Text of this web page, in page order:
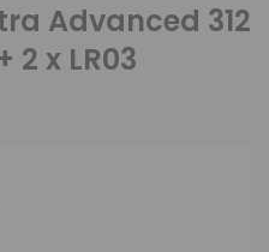
Advanced 312
2 x LR03